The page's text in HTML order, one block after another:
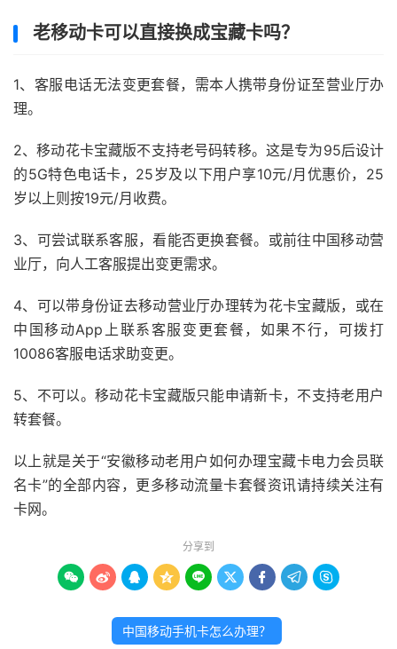
老移动卡可以直接换成宝藏卡吗？
1、客服电话无法变更套餐，需本人携带身份证至营业厅办
理。
2、移动花卡宝藏版不支持老号码转移。这是专为95后设计
的5G特色电话卡，25岁及以下用户享10元/月优惠价，25
岁以上则按19元/月收费。
3、可尝试联系客服，看能否更换套餐。或前往中国移动营
业厅，向人工客服提出变更需求。
4、可以带身份证去移动营业厅办理转为花卡宝藏版，或在
中国移动App上联系客服变更套餐，如果不行，可拨打
10086客服电话求助变更。
5、不可以。移动花卡宝藏版只能申请新卡，不支持老用户
转套餐。
以上就是关于“安徽移动老用户如何办理宝藏卡电力会员联
名卡”的全部内容，更多移动流量卡套餐资讯请持续关注有
卡网。
分享到
        
中国移动手机卡怎么办理？